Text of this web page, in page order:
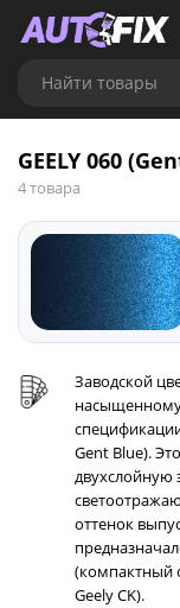
Найти товары
GEELY 060
4 товара
Заводской
насыщенному
Gent Blue).
двухслойную
оттенок
(компактный
Geely CK).